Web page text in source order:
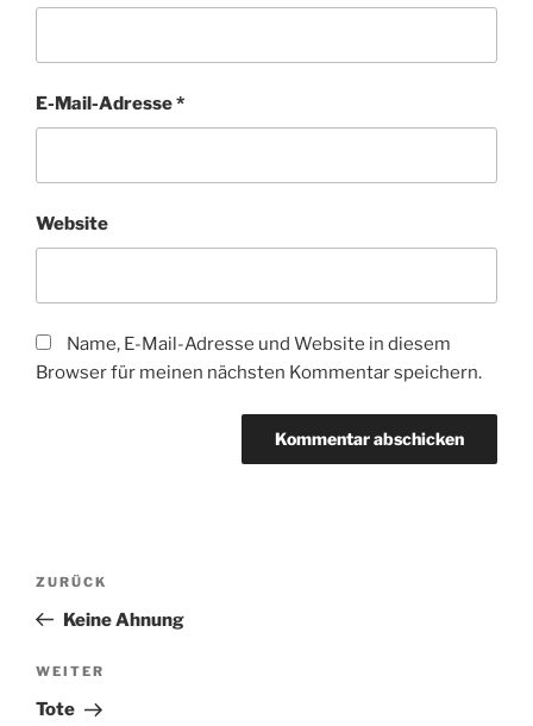
E-Mail-Adresse*
Website
Name, E-Mail-Adresse und Website in diesem
Browser für meinen nächsten Kommentar speichern.
Beitragsnavigation
Vorheriger
Beitrag
ZURÜCK
Keine Ahnung
Nächster
Beitrag
WEITER
Tote